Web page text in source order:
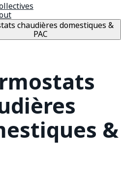
chaudières domestiques &
PAC
&